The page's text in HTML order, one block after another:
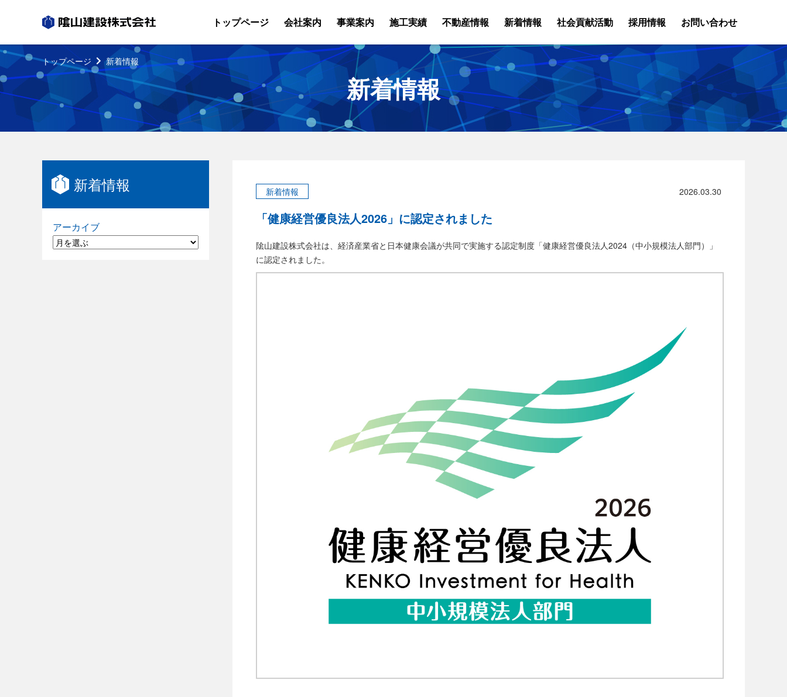
トップページ 会社案内 事業案内 施工実績 不動産情報 新着情報 社会貢献活動 採用情報 お問い合わせ
トップページ 新着情報
新着情報
新着情報
アーカイブ
新着情報 2026.03.30
「健康経営優良法人2026」に認定されました
隂山建設株式会社は、経済産業省と日本健康会議が共同で実施する認定制度「健康経営優良法人2024（中小規模法人部門）」
に認定されました。